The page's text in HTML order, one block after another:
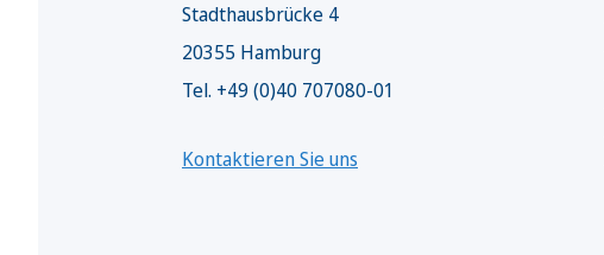
Stadthausbrücke 4
20355 Hamburg
Tel. +49 (0)40 707080-01
Kontaktieren Sie uns